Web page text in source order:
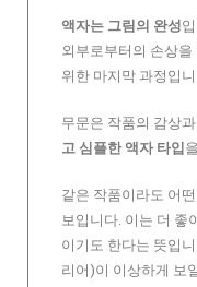
액자는 그림의 완성
외부로부터의 손상
위한 마지막 과정입
무문은 작품의 감상
고 심플한 액자 타입
같은 작품이라도 어
보입니다. 이는 더 좋
이기도 한다는 뜻입
리어)이 이상하게 보